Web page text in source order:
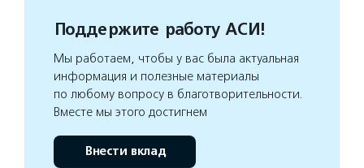
Поддержите работу АСИ!
Мы работаем, чтобы у вас была актуальная
информация и полезные материалы
по любому вопросу в благотворительности.
Вместе мы этого достигнем
Внести вклад